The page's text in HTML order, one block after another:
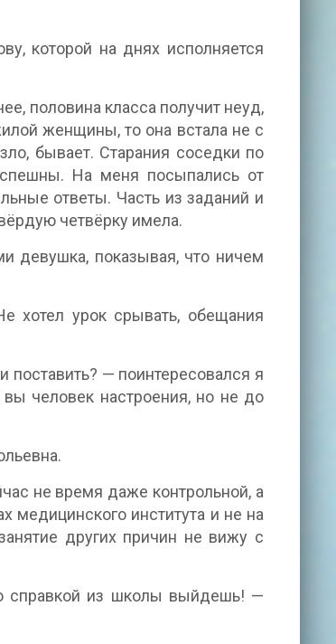
которой на днях исполняется
половина класса получит неуд,
женщины, то она встала не с
бывает. Старания соседки по
На меня посыпались от
ответы. Часть из заданий и
четвёрку имела.
девушка, показывая, что ничем
хотел урок срывать, обещания
— поинтересовался я
человек настроения, но не до
не время даже контрольной, а
медицинского института и не на
других причин не вижу с
справкой из школы выйдешь! —